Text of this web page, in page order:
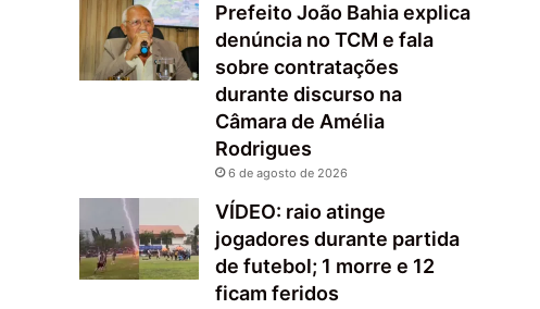
Prefeito João Bahia explica
denúncia no TCM e fala
sobre contratações
durante discurso na
Câmara de Amélia
Rodrigues
6 de agosto de 2026
VÍDEO: raio atinge
jogadores durante partida
de futebol; 1 morre e 12
ficam feridos